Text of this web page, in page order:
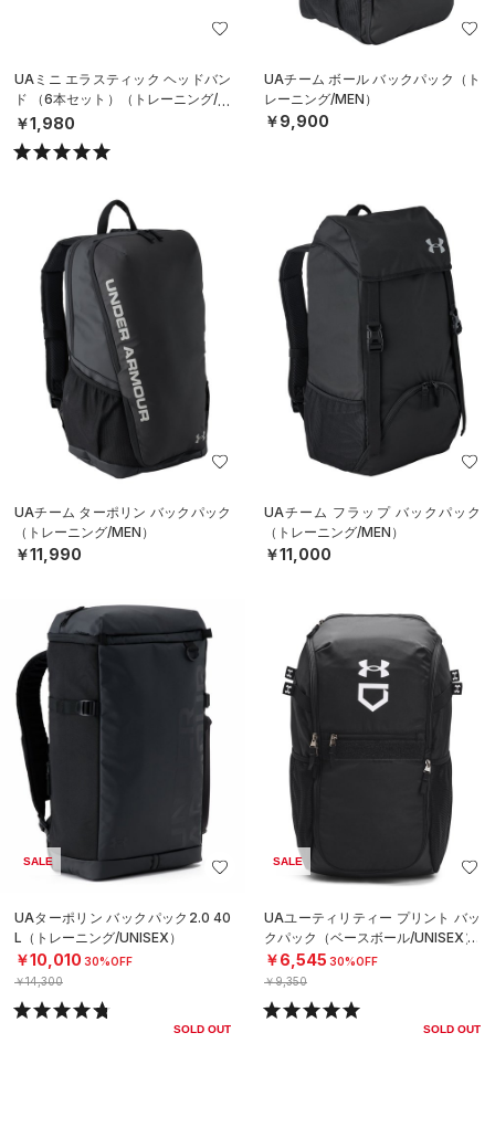
UAミニ エラスティック ヘッドバン
ド （6本セット）（トレーニング/W
OMEN）
￥1,980
UAチーム ボール バックパック（ト
レーニング/MEN）
￥9,900
UAチーム ターポリン バックパック
（トレーニング/MEN）
￥11,990
UAチーム フラップ バックパック
（トレーニング/MEN）
￥11,000
SALE
UAターポリン バックパック2.0 40
L（トレーニング/UNISEX）
￥10,010 30%OFF
￥14,300
SOLD OUT
SALE
UAユーティリティー プリント バッ
クパック（ベースボール/UNISEX）
￥6,545 30%OFF
￥9,350
SOLD OUT